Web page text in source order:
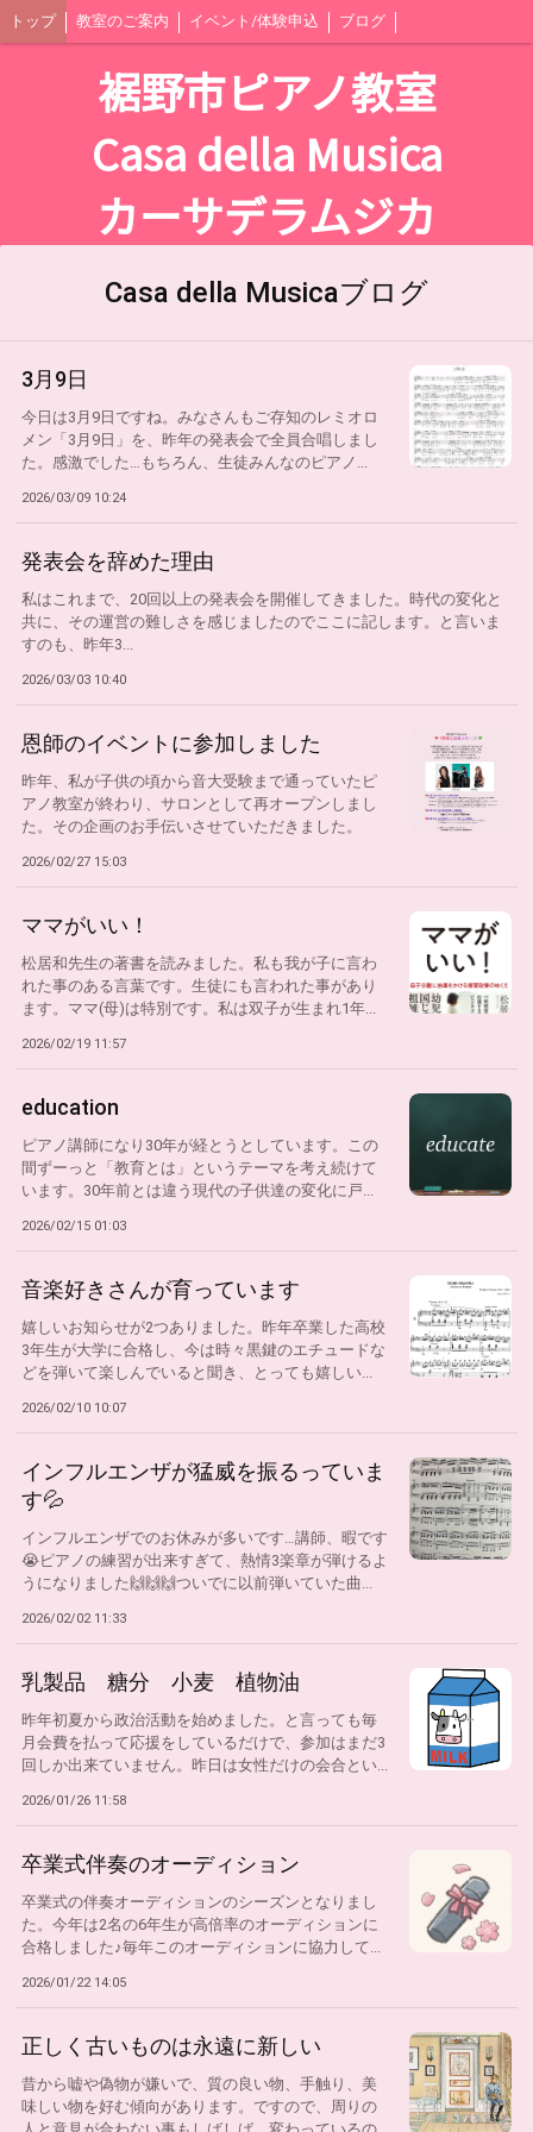
トップ 教室のご案内 イベント/体験申込 ブログ
裾野市ピアノ教室
Casa della Musica
カーサデラムジカ
Casa della Musicaブログ
3月9日
今日は3月9日ですね。みなさんもご存知のレミオロ
メン「3月9日」を、昨年の発表会で全員合唱しまし
た。感激でした…もちろん、生徒みんなのピアノ...
2026/03/09 10:24
発表会を辞めた理由
私はこれまで、20回以上の発表会を開催してきました。時代の変化と
共に、その運営の難しさを感じましたのでここに記します。と言いま
すのも、昨年3...
2026/03/03 10:40
恩師のイベントに参加しました
昨年、私が子供の頃から音大受験まで通っていたピ
アノ教室が終わり、サロンとして再オープンしまし
た。その企画のお手伝いさせていただきました。
2026/02/27 15:03
ママがいい！
松居和先生の著書を読みました。私も我が子に言わ
れた事のある言葉です。生徒にも言われた事があり
ます。ママ(母)は特別です。私は双子が生まれ1年...
2026/02/19 11:57
education
ピアノ講師になり30年が経とうとしています。この
間ずーっと「教育とは」というテーマを考え続けて
います。30年前とは違う現代の子供達の変化に戸...
2026/02/15 01:03
音楽好きさんが育っています
嬉しいお知らせが2つありました。昨年卒業した高校
3年生が大学に合格し、今は時々黒鍵のエチュードな
どを弾いて楽しんでいると聞き、とっても嬉しい...
2026/02/10 10:07
インフルエンザが猛威を振るっていま
す💦
インフルエンザでのお休みが多いです…講師、暇です
😭ピアノの練習が出来すぎて、熱情3楽章が弾けるよ
うになりました🙌🙌🙌ついでに以前弾いていた曲...
2026/02/02 11:33
乳製品 糖分 小麦 植物油
昨年初夏から政治活動を始めました。と言っても毎
月会費を払って応援をしているだけで、参加はまだ3
回しか出来ていません。昨日は女性だけの会合とい...
2026/01/26 11:58
卒業式伴奏のオーディション
卒業式の伴奏オーディションのシーズンとなりまし
た。今年は2名の6年生が高倍率のオーディションに
合格しました♪毎年このオーディションに協力して...
2026/01/22 14:05
正しく古いものは永遠に新しい
昔から嘘や偽物が嫌いで、質の良い物、手触り、美
味しい物を好む傾向があります。ですので、周りの